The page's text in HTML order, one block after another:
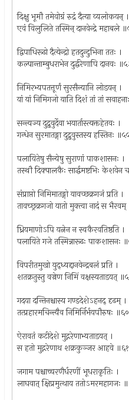
दिक्षु भूमौ तमेवोग्रं रुद्रं दैत्या व्यलोकयन् ।
एवं विलुलिते तस्मिन् दानवेन्द्रे महाबले
द्विपाधिरूढो दैत्येन्द्रो हतदुन्दुभिना ततः ।
कल्पान्ताम्बुधराभेन दुर्द्धरेणापि दानवः
निमिरभ्यपतत्तूर्णं सुरसैन्यानि लोडयन् ।
यां यां निमिगजो याति दिशं तां तां
सन्त्यज्य दुद्रुवुर्देवा भयार्तास्त्यक्तहेतवः ।
गन्धेन सुरमातङ्गा दुद्रुवुस्तस्य हस्तिनः
पलायितेषु सैन्येषु सुराणां पाकशासनः ।
तस्थौ दिक्पालकैः सार्द्धमष्टभिः
संप्राप्तो निमिमातङ्गो यावच्छक्रगजं प्रति ।
तावच्छ्रक्रगजो यातो मुक्त्वा नादं स
ध्रियमाणोऽपि यत्नेन न स्वकैरवतिष्ठति ।
पलायिते गजे तस्मिन्नारूढः पाकशासनः
विपरीतमुखो युद्ध्यद्दानवेन्द्रबलं प्रति ।
शतक्रतुस्तु वज्रेण निमिं वक्षस्यताडयत्
गदया दन्तिनश्चास्य गण्डदेशेऽहनद् दृढम् ।
तत्प्रहारमचिन्त्यैव निमिर्निर्भयपौरुषः
ऐरावतं कटीदेशे मुद्गरेणाभ्यताडयत् ।
स हतो मुद्गरेणाथ शक्रकुञ्जर आहवे
जगाम पश्चाच्चरणैर्धरणीं भूधराकृतिः ।
लाघवात् क्षिप्रमुत्थाय ततोऽमरमहागजः